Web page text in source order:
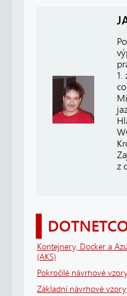
1.
z
Kontejnery, Docker a
(AKS)
Pokročilé návrhové
Základní návrhové vzory